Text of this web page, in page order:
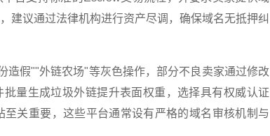
建议通过法律机构进行资产尽调，确保域名无抵押纠
造假""外链农场"等灰色操作，部分不良卖家通过修改
量生成垃圾外链提升表面权重，选择具有权威认证
至关重要，这些平台通常设有严格的域名审核机制与